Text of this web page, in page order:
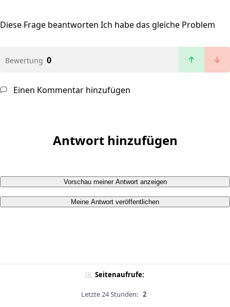
Diese Frage beantworten Ich habe das gleiche Problem
Bewertung 0
Einen Kommentar hinzufügen
Antwort hinzufügen
Vorschau meiner Antwort anzeigen
Meine Antwort veröffentlichen
Seitenaufrufe:
Letzte 24 Stunden: 2